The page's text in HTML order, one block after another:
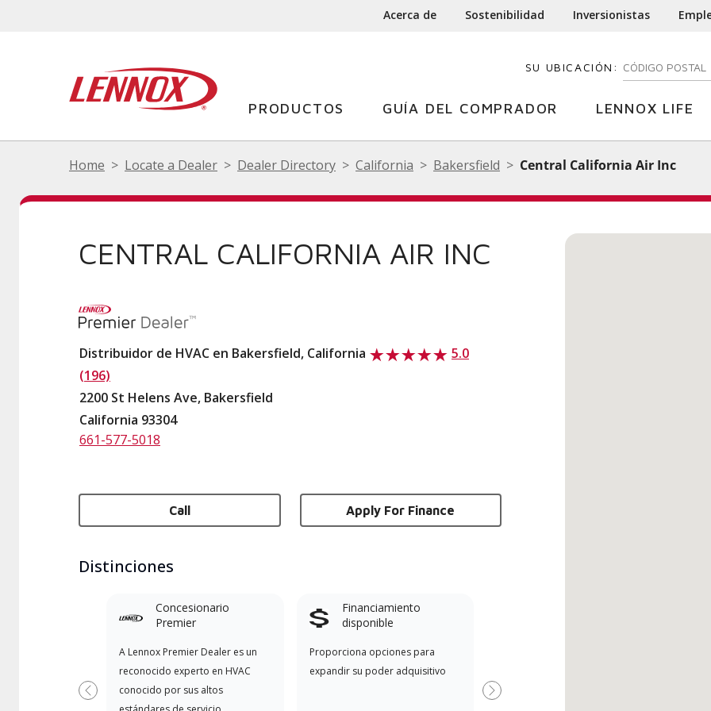
Acerca de Sostenibilidad Inversionistas
SU UBICACIÓN: INGRESE SU
PRODUCTOS GUÍA DEL COMPRADOR LENNOX LIFE
Home Locate a Dealer Dealer Directory California Bakersfield Central California Air Inc
CENTRAL CALIFORNIA AIR INC
Distribuidor de HVAC en Bakersfield, California
5.0
(196)
2200 St Helens Ave, Bakersfield
California 93304
661-577-5018
Call Apply For Finance
Distinciones
Concesionario
Premier
A Lennox Premier Dealer es un
reconocido experto en HVAC
conocido por sus altos
Financiamiento
disponible
Proporciona opciones para
expandir su poder adquisitivo
Dealer especialmente capacitado
Previous Next